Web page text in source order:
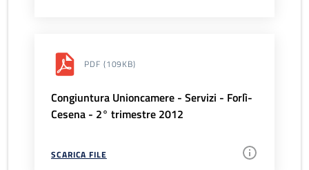
PDF (109KB)
Congiuntura Unioncamere - Servizi - Forlì-
Cesena - 2° trimestre 2012
SCARICA FILE